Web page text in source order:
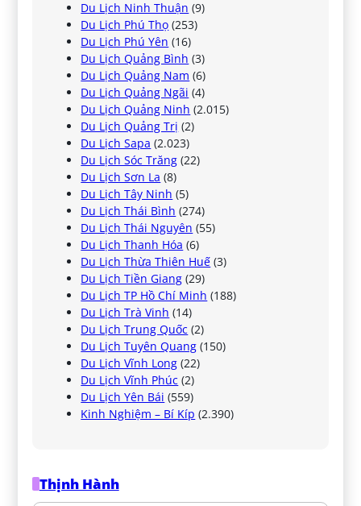
Du Lịch Ninh Thuận (9)
Du Lịch Phú Thọ (253)
Du Lịch Phú Yên (16)
Du Lịch Quảng Bình (3)
Du Lịch Quảng Nam (6)
Du Lịch Quảng Ngãi (4)
Du Lịch Quảng Ninh (2.015)
Du Lịch Quảng Trị (2)
Du Lịch Sapa (2.023)
Du Lịch Sóc Trăng (22)
Du Lịch Sơn La (8)
Du Lịch Tây Ninh (5)
Du Lịch Thái Bình (274)
Du Lịch Thái Nguyên (55)
Du Lịch Thanh Hóa (6)
Du Lịch Thừa Thiên Huế (3)
Du Lịch Tiền Giang (29)
Du Lịch TP Hồ Chí Minh (188)
Du Lịch Trà Vinh (14)
Du Lịch Trung Quốc (2)
Du Lịch Tuyên Quang (150)
Du Lịch Vĩnh Long (22)
Du Lịch Vĩnh Phúc (2)
Du Lịch Yên Bái (559)
Kinh Nghiệm – Bí Kíp (2.390)
Thịnh Hành